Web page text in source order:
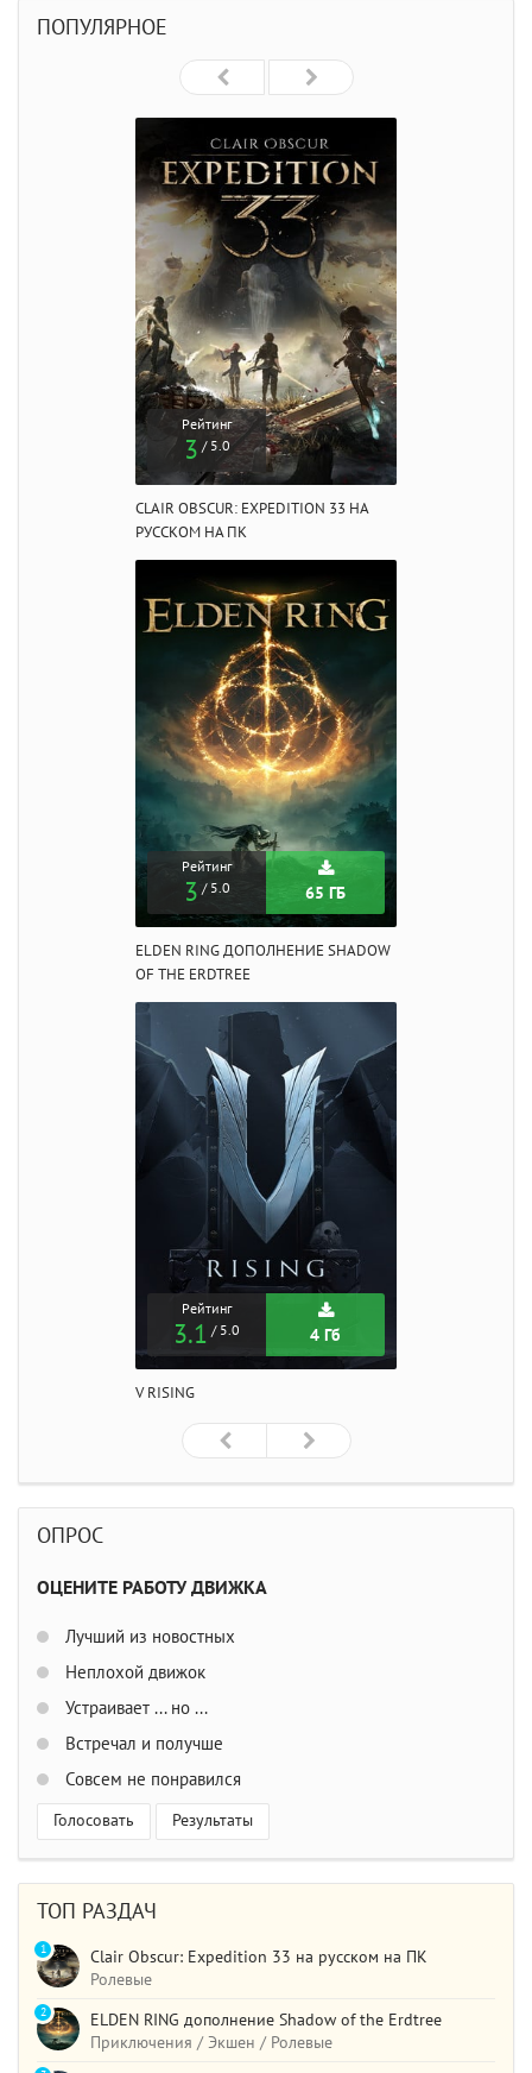
ПОПУЛЯРНОЕ
Рейтинг
3 / 5.0
CLAIR OBSCUR: EXPEDITION 33 НА
РУССКОМ НА ПК
Рейтинг
3 / 5.0 65 ГБ
ELDEN RING ДОПОЛНЕНИЕ SHADOW
OF THE ERDTREE
Рейтинг
3.1 / 5.0 4 Гб
V RISING
ОПРОС
ОЦЕНИТЕ РАБОТУ ДВИЖКА
Лучший из новостных
Неплохой движок
Устраивает ... но ...
Встречал и получше
Совсем не понравился
Голосовать Результаты
ТОП РАЗДАЧ
Clair Obscur: Expedition 33 на русском на ПК
Ролевые
1
ELDEN RING дополнение Shadow of the Erdtree
Приключения / Экшен / Ролевые
2